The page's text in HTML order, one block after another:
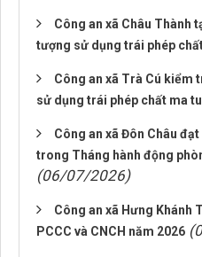
Công an xã Châu Thành
tượng sử dụng trái phép
Công an xã Trà Cú kiểm
sử dụng trái phép chất ma
Công an xã Đôn Châu
trong Tháng hành động
(06/07/2026)
Công an xã Hưng Khánh
PCCC và CNCH năm 2026